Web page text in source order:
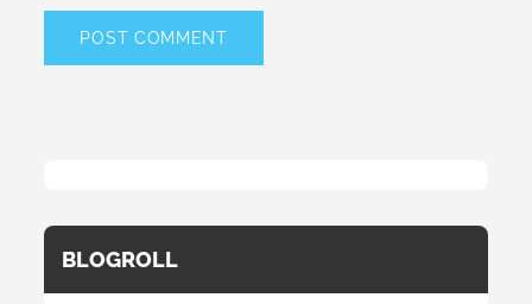
BLOGROLL